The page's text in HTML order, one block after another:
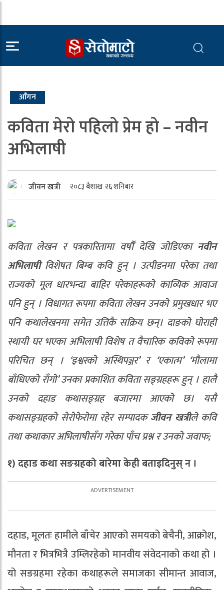
आँगन
कविता मेरो पहिलो प्रेम हो – नवीन
अभिलाषी
जीवन खत्री २०८३ बैशाख २६ शनिबार
कविता लेखन र पत्रकारितामा वर्षौँ देखि जोडिएका नवीन
अभिलाषीविशेषत बिम्ब कवि हुन् । उत्पीडनमा परेका तथा
राज्यको मूल धारभन्दा बाहिर परेकाहरूको काव्यिक आवाज
पनि हुन् । विधागत रूपमा कविता लेखन उनको प्रमुखधार भए
पनि कथालेखनमा समेत उत्तिकै सक्रिय छन्। दाङको घोराही
स्थायी घर भएका अभिलाषी विशेष त वैचारिक कविको रूपमा
परिचित छन् । ‘इश्वरको अस्थिपञ्जर’ र ‘एकात्म’ ‘मौलामा
बाँधिएको राँगो’ उनका प्रकाशित कविता सङ्ग्रहहरू हुन् । हालै
उनको दहाड कथासङ्ग्रह बजारमा आएको छ। यसै
कथासङ्ग्रहको सेरोफेरोमा रहेर सम्पादकजीवन खत्रीले कवि
तथा कथाकार अभिलाषीसँग गरेका पाँच प्रश्न र उनको जवाफ;
१) दहाड कथा सङग्रहको बारेमा केही बताइदिनुस् न ।
दहाड, मूलतः हामीले बाँचेर आएको समयको बेचैनी, आक्रोश,
मौनता र भित्रभित्रै उम्लिरहेको मानवीय संवेदनाको कथा हो ।
यो सङग्रहमा रहेका कथाहरूले समाजका सीमान्त आवाज,